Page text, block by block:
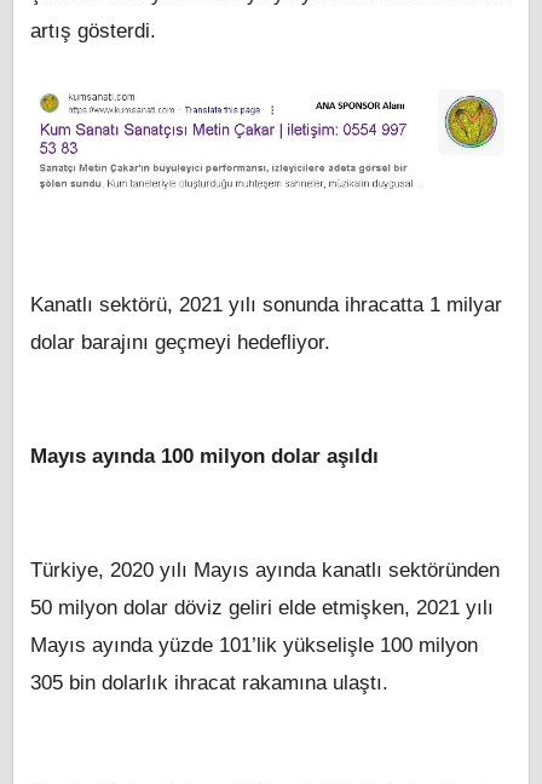
artış gösterdi.
Kanatlı sektörü, 2021 yılı sonunda ihracatta 1 milyar
dolar barajını geçmeyi hedefliyor.
Mayıs ayında 100 milyon dolar aşıldı
Türkiye, 2020 yılı Mayıs ayında kanatlı sektöründen
50 milyon dolar döviz geliri elde etmişken, 2021 yılı
Mayıs ayında yüzde 101’lik yükselişle 100 milyon
305 bin dolarlık ihracat rakamına ulaştı.